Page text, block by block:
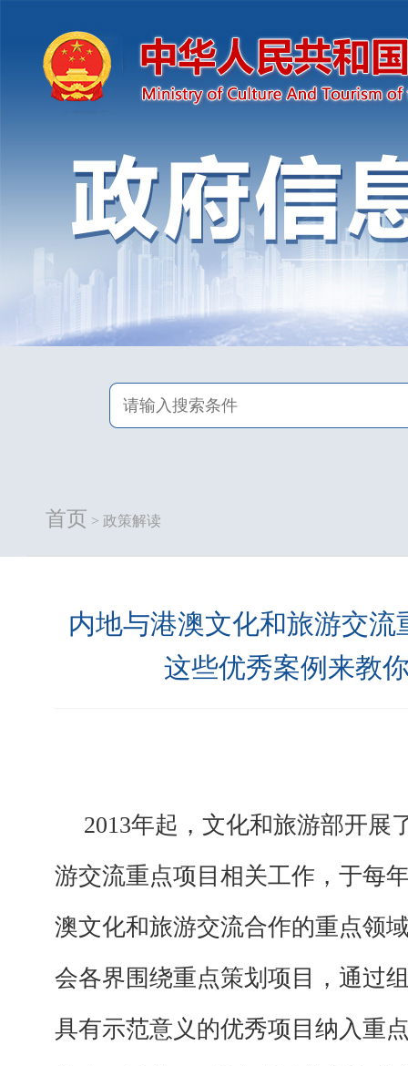
首页 > 政策解读
内地与港澳文化和旅游交流
这些优秀案例来教
2013年起 ， 文化和旅游部开展
游交流重点项目 相关工作，于每
澳文化和旅游交流合作的重点领
会各界围绕重点策划项目， 通过
具有示范意义的优秀项目 纳入重